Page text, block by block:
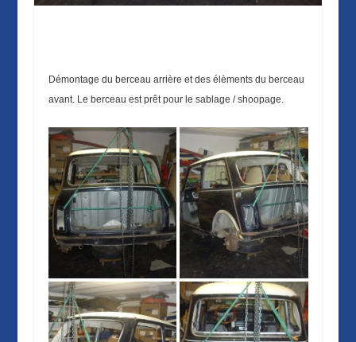
Démontage du berceau arrière et des élèments du berceau
avant. Le berceau est prêt pour le sablage / shoopage.